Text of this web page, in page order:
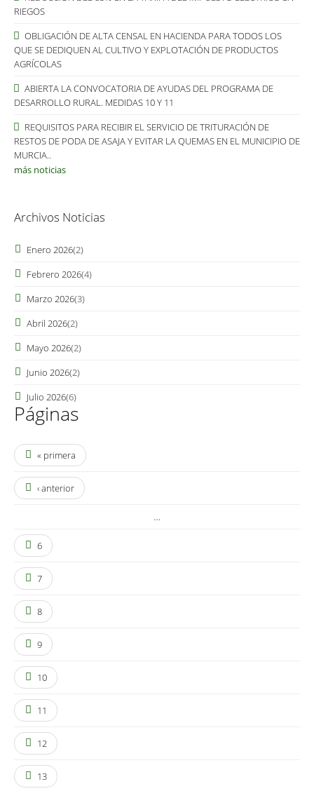
RIEGOS
OBLIGACIÓN DE ALTA CENSAL EN HACIENDA PARA TODOS LOS
QUE SE DEDIQUEN AL CULTIVO Y EXPLOTACIÓN DE PRODUCTOS
AGRÍCOLAS
ABIERTA LA CONVOCATORIA DE AYUDAS DEL PROGRAMA DE
DESARROLLO RURAL. MEDIDAS 10 Y 11
REQUISITOS PARA RECIBIR EL SERVICIO DE TRITURACIÓN DE
RESTOS DE PODA DE ASAJA Y EVITAR LA QUEMAS EN EL MUNICIPIO DE
MURCIA..
más noticias
Archivos Noticias
Enero 2026(2)
Febrero 2026(4)
Marzo 2026(3)
Abril 2026(2)
Mayo 2026(2)
Junio 2026(2)
Julio 2026(6)
Páginas
« primera
‹ anterior
…
6
7
8
9
10
11
12
13